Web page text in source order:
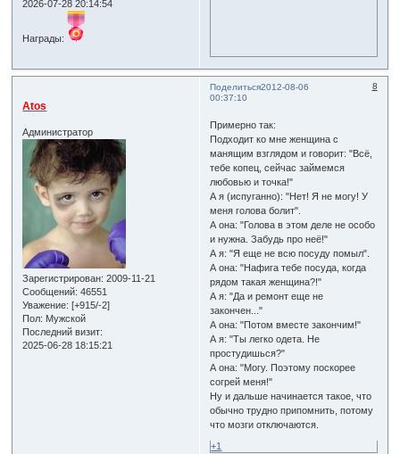
2026-07-28 20:14:54
Награды:
Поделиться 8
2012-08-06
00:37:10
Atos
Администратор
Зарегистрирован: 2009-11-21
Сообщений: 46551
Уважение: [+915/-2]
Пол: Мужской
Последний визит:
2025-06-28 18:15:21
Примерно так:
Подходит ко мне женщина с
манящим взглядом и говорит: "Всё,
тебе копец, сейчас займемся
любовью и точка!"
А я (испуганно): "Нет! Я не могу! У
меня голова болит".
А она: "Голова в этом деле не особо
и нужна. Забудь про неё!"
А я: "Я еще не всю посуду помыл".
А она: "Нафига тебе посуда, когда
рядом такая женщина?!"
А я: "Да и ремонт еще не
закончен..."
А она: "Потом вместе закончим!"
А я: "Ты легко одета. Не
простудишься?"
А она: "Могу. Поэтому поскорее
согрей меня!"
Ну и дальше начинается такое, что
обычно трудно припомнить, потому
что мозги отключаются.
+1